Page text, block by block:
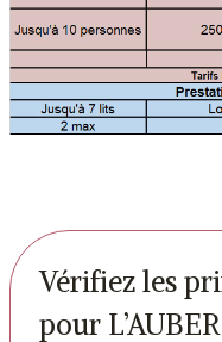
Vérifiez les
pour